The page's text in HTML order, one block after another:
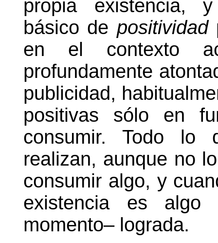
propia existencia,
básico de positividad
en el contexto
profundamente
publicidad,
positivas sólo en
consumir. Todo lo
realizan, aunque no
consumir algo, y
existencia es
momento– lograda.